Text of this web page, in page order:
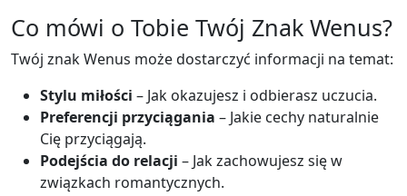
Co mówi o Tobie Twój Znak Wenus?
Twój znak Wenus może dostarczyć informacji na temat:
Stylu miłości – Jak okazujesz i odbierasz uczucia.
Preferencji przyciągania – Jakie cechy naturalnie
Cię przyciągają.
Podejścia do relacji – Jak zachowujesz się w
związkach romantycznych.